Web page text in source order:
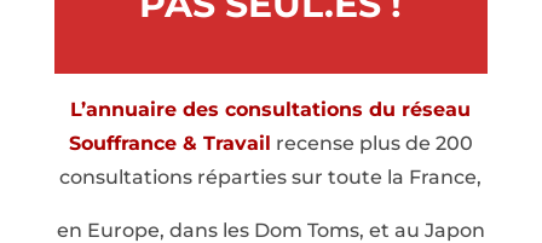
L’annuaire des consultations du réseau
Souffrance & Travail recense plus de 200
consultations réparties sur toute la France,
en Europe, dans les Dom Toms, et au Japon